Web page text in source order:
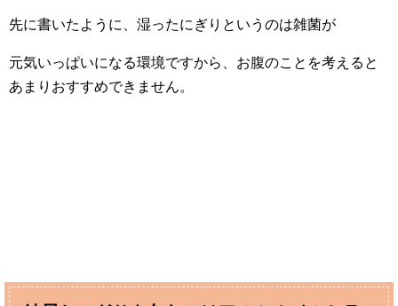
先に書いたように、湿ったにぎりというのは雑菌が
元気いっぱいになる環境ですから、お腹のことを考えると
あまりおすすめできません。